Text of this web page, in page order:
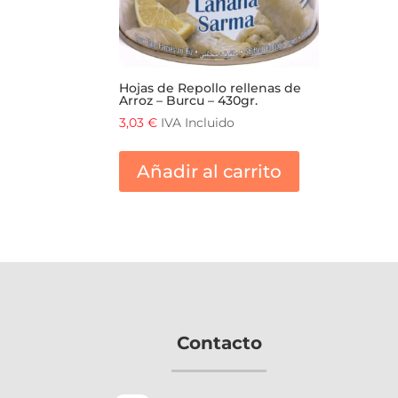
Hojas de Repollo rellenas de
Arroz – Burcu – 430gr.
3,03€ IVA Incluido
Añadir al carrito
Contacto